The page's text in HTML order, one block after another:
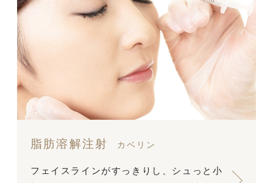
脂肪溶解注射 カベリン
フェイスラインがすっきりし、シュっと小